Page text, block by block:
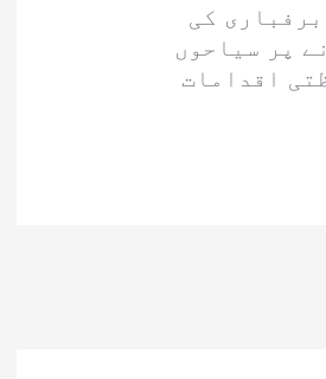
کی
پر سیاحوں
اقدامات